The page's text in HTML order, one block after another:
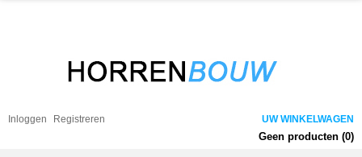
Inloggen Registreren UW WINKELWAGEN
Geen producten (0)